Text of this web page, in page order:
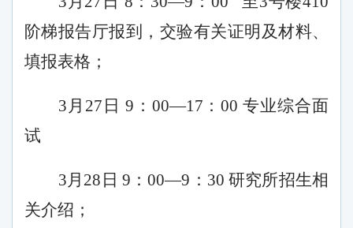
阶梯报告厅报到，交验有关证明及材料、
填报表格 ；
3月27日 9 ： 00—17 ：00 专业综合面
试
3月 28 日 9 ：00—9 ： 30研究所招生相
关介绍 ；